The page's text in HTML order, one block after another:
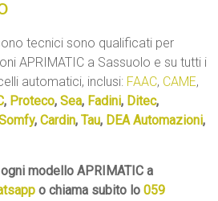
tecnici sono qualificati per
APRIMATIC a Sassuolo e su tutti i
automatici, inclusi: FAAC, CAME,
, Proteco,Sea, Fadini, Ditec,
,Cardin,Tau, DEA Automazioni,
modello APRIMATIC a
o chiama subito lo059